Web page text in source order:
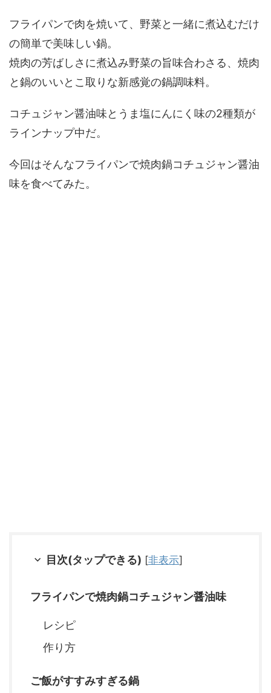
フライパンで肉を焼いて、野菜と一緒に煮込むだけ
の簡単で美味しい鍋。
焼肉の芳ばしさに煮込み野菜の旨味合わさる、焼肉
と鍋のいいとこ取りな新感覚の鍋調味料。
コチュジャン醤油味とうま塩にんにく味の2種類が
ラインナップ中だ。
今回はそんなフライパンで焼肉鍋コチュジャン醤油
味を食べてみた。
目次(タップできる) [非表示]
フライパンで焼肉鍋コチュジャン醤油味
レシピ
作り方
ご飯がすすみすぎる鍋